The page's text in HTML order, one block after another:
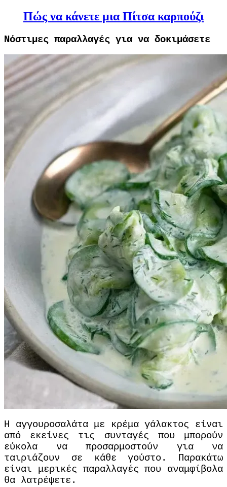
Πώς να κάνετε μια Πίτσα καρπούζι
Νόστιμες παραλλαγές για να δοκιμάσετε
Η αγγουροσαλάτα με κρέμα γάλακτος είναι
από εκείνες τις συνταγές που μπορούν
εύκολα να προσαρμοστούν για να
ταιριάζουν σε κάθε γούστο. Παρακάτω
είναι μερικές παραλλαγές που αναμφίβολα
θα λατρέψετε.